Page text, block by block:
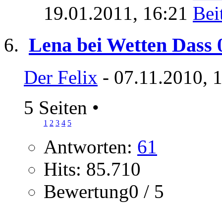
19.01.2011, 16:21
Lena bei Wetten Dass
Der Felix - 07.11.2010,
5 Seiten •
1 2 3 4 5
Antworten: 61
Hits: 85.710
Bewertung0 / 5